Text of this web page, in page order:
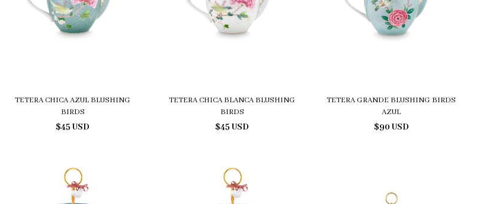
TETERA CHICA AZUL BLUSHING
BIRDS
$45 USD
TETERA CHICA BLANCA BLUSHING
BIRDS
$45 USD
TETERA GRANDE BLUSHING BIRDS
AZUL
$90 USD